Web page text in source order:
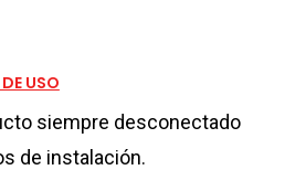
USO
siempre desconectado
de instalación.